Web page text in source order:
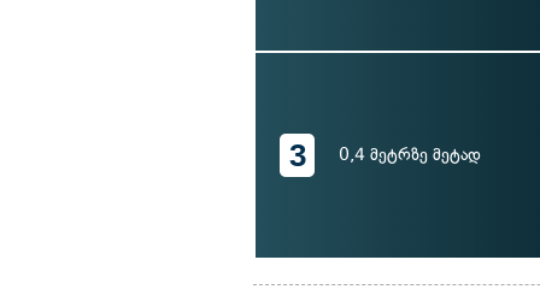
3 0,4 მეტრზე მეტად